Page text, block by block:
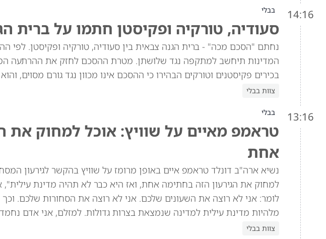
14:16 בבלי
סעודיה, טורקיה ופקיסטן חתמו על ברית
נחתם "הסכם מכה" - ברית הגנה צבאית בין סעודיה, טורקיה ופקיסטן.
המדינות תיחשב למתקפה נגד שלושתן. מטרת ההסכם לחזק את ההרתעה
בכירים פקיסטנים וטורקים הבהירו כי ההסכם אינו מכוון נגד גורם מסוים,
צוות בבלי
13:16 בבלי
טראמפ מאיים על שוויץ: אוכל למחוק את
אחת
למחוק את הגירעון הזה בחתימה אחת, ואז היא כבר לא תהיה מדינת
מלהיות מדינת עילית למדינה שנמצאת בצרות גדולות. למזלם, אני אדם
צוות בבלי